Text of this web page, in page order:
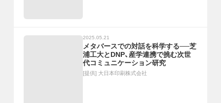
2025.05.21
メタバースでの対話を科学する──芝
浦工大とDNP、産学連携で挑む次世
代コミュニケーション研究
[提供] 大日本印刷株式会社